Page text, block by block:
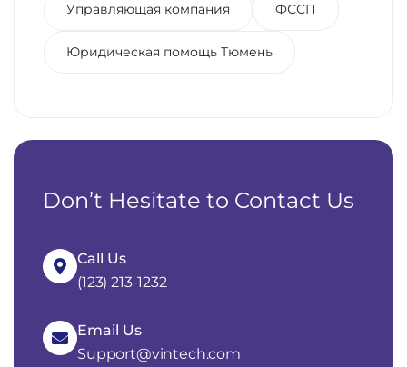
Управляющая компания ФССП
Юридическая помощь Тюмень
Don’t Hesitate to Contact Us
Call Us
(123) 213-1232
Email Us
Support@vintech.com